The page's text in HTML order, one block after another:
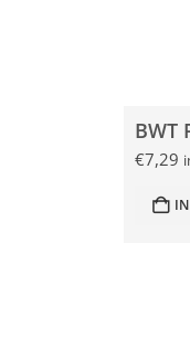
€7,29